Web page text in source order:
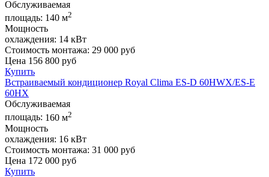
Обслуживаемая
площадь: 140 м2
Мощность
охлаждения: 14 кВт
Стоимость монтажа: 29 000 руб
Цена 156 800 руб
Купить
Встраиваемый кондиционер Royal Clima ES-D 60HWX/ES-E
60HX
Обслуживаемая
площадь: 160 м2
Мощность
охлаждения: 16 кВт
Стоимость монтажа: 31 000 руб
Цена 172 000 руб
Купить